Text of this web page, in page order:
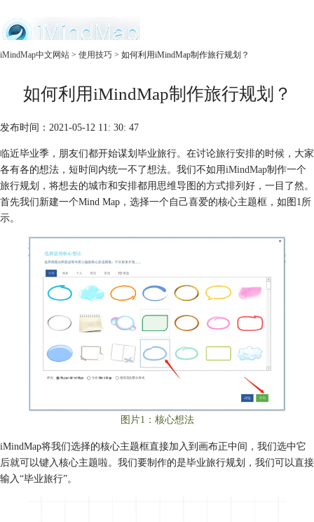
服务
iMindMap中文网站 > 使用技巧 > 如何利用iMindMap制作旅行规划？
如何利用iMindMap制作旅行规划？
发布时间：2021-05-12 11: 30: 47
临近毕业季，朋友们都开始谋划毕业旅行。在讨论旅行安排的时候，大家
各有各的想法，短时间内统一不了想法。我们不如用iMindMap制作一个
旅行规划，将想去的城市和安排都用思维导图的方式排列好，一目了然。
首先我们新建一个Mind Map，选择一个自己喜爱的核心主题框，如图1所
示。
图片1：核心想法
iMindMap将我们选择的核心主题框直接加入到画布正中间，我们选中它
后就可以键入核心主题啦。我们要制作的是毕业旅行规划，我们可以直接
输入“毕业旅行”。